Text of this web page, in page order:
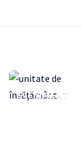
EVENIMENT